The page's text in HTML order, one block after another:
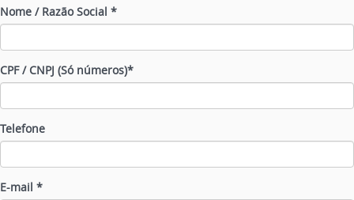
Nome / Razão Social *
CPF / CNPJ (Só números)*
Telefone
E-mail *